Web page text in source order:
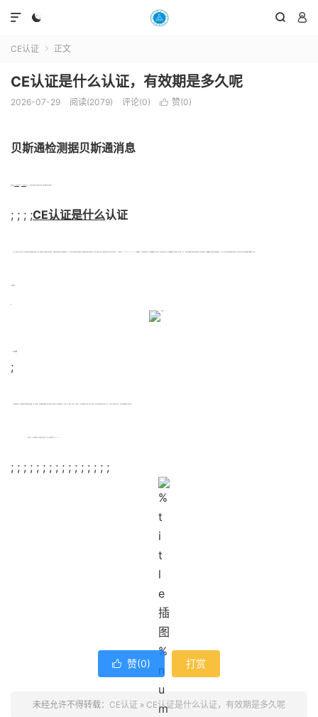
  

CE认证  正文
CE认证是什么认证，有效期是多久呢
2026-07-29 阅读(2079) 评论(0)  赞(0)
贝斯通检测据贝斯通消息
; ; ; ;CE认证是什么认证
;
; ; ; ; ; ; ; ; ; ; ; ; ; ; ; ;
 赞(0) 打赏
未经允许不得转载： CE认证 » CE认证是什么认证，有效期是多久呢